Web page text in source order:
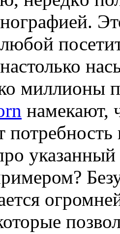
настолько
миллионы
намекают,
указанный